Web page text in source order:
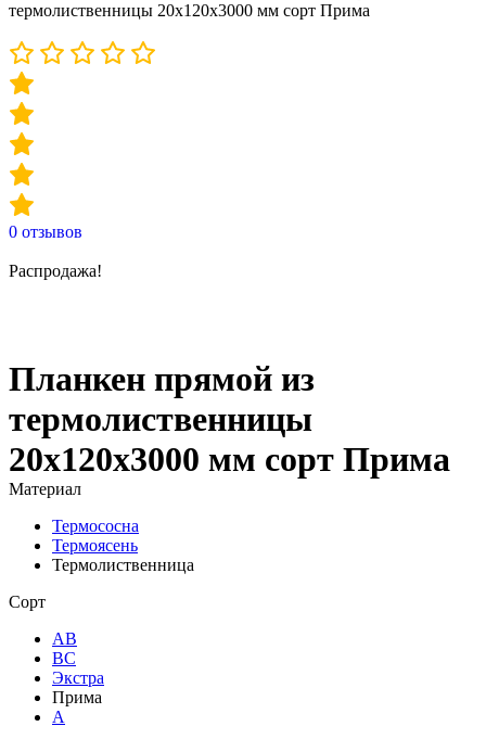
термолиственницы 20х120х3000 мм сорт Прима
0 отзывов
Распродажа!
Планкен прямой из
термолиственницы
20х120х3000 мм сорт Прима
Материал
Термососна
Термоясень
Термолиственница
Сорт
АВ
ВС
Экстра
Прима
А